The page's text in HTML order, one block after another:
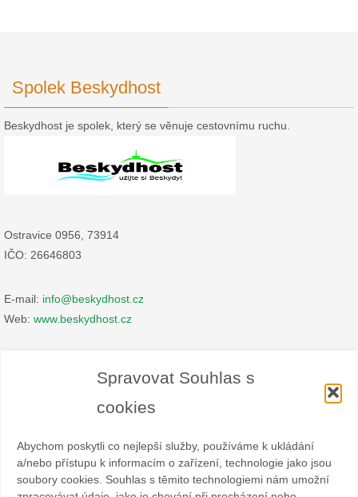
Spravovat Souhlas s
cookies
Abychom poskytli co nejlepší služby, používáme k ukládání
a/nebo přístupu k informacím o zařízení, technologie jako jsou
soubory cookies. Souhlas s těmito technologiemi nám umožní
Spolek Beskydhost
Beskydhost je spolek, který se věnuje cestovnímu ruchu.
Ostravice 0956, 73914
IČO: 26646803
E-mail: info@beskydhost.cz
Web: www.beskydhost.cz